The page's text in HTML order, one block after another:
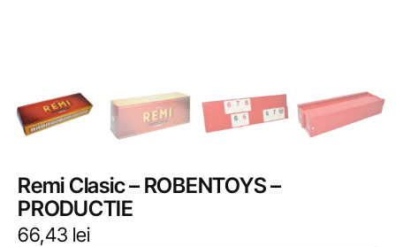
Remi Clasic – ROBENTOYS –
PRODUCTIE
66,43 lei